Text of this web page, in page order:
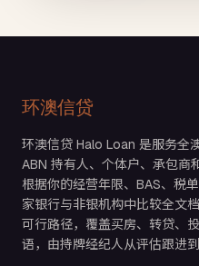
环澳信贷
环澳信贷 Halo Loan 是服务全
ABN 持有人、个体户、承包商
根据你的经营年限、BAS、税
家银行与非银机构中比较全文
可行路径，覆盖买房、转贷、
语，由持牌经纪人从评估跟进到